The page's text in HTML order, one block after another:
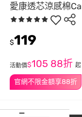
愛康透芯涼感棉
官網不限金額享88折
$119
活動價$105 88折 起